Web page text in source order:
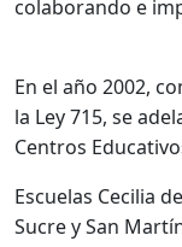
colaborando e
En el año 2002,
la Ley 715, se
Centros
Escuelas Cecilia
Sucre y San